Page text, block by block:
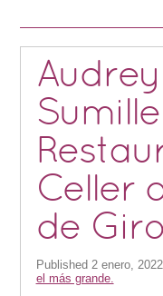
Celler
de
Published 2 enero, 2022
el más grande.